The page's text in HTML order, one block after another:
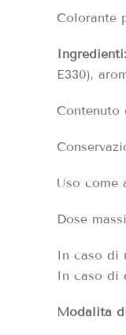
Colorante
Ingredienti:
E330),
Contenuto
Uso come
Dose
In caso di
In caso di
Modalità